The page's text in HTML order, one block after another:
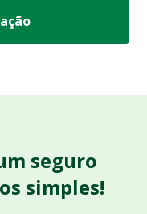
seguro
simples!